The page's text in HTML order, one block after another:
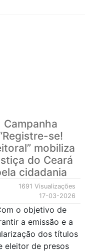
Campanha
se!
mobiliza
do Ceará
cidadania
1691 Visualizações
17-03-2026
o objetivo de
a emissão e a
dos títulos
eleitor de presos